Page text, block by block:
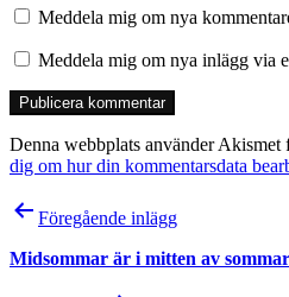
Meddela mig om nya
Meddela mig om nya inlägg via
Denna webbplats använder Akismet
dig om hur din kommentarsdata
Inläggsnavigering
Föregående inlägg
Midsommar är i mitten av